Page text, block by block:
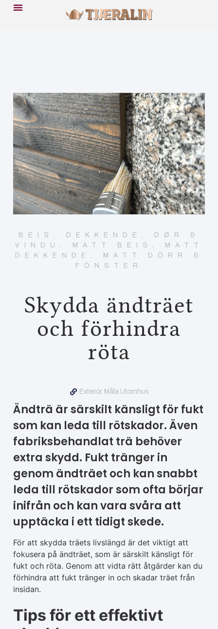
BEIS DEKKENDE
DØR &
VINDU
MATT BEIS
MATT
DEKKENDE
MATT DÖRR &
FÖNSTER
Skydda ändträet
och förhindra
röta
Exteriör, Måla Utomhus
Ändträ är särskilt känsligt för fukt
som kan leda till rötskador. Även
fabriksbehandlat trä behöver
extra skydd. Fukt tränger in
genom ändträet och kan snabbt
leda till rötskador som ofta börjar
inifrån och kan vara svåra att
upptäcka i ett tidigt skede.
För att skydda träets livslängd är det viktigt att
fokusera på ändträet, som är särskilt känsligt för
fukt och röta. Genom att vidta rätt åtgärder kan du
förhindra att fukt tränger in och skadar träet från
insidan.
Tips för ett effektivt